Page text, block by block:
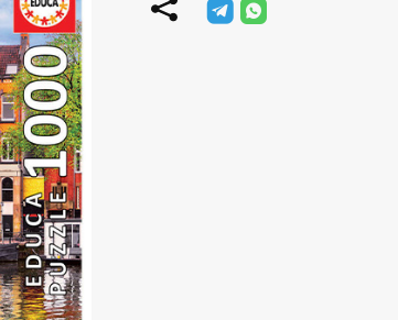
بازی های آبی
اسباب بازی بادی
کیف و کوله پشتی
چمدان کودک
قمقمه و ظرف غذا
جامدادی